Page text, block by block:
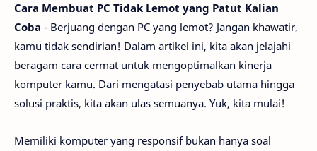
Cara Membuat PC Tidak Lemot yang Patut Kalian
Coba - Berjuang dengan PC yang lemot? Jangan khawatir,
kamu tidak sendirian! Dalam artikel ini, kita akan jelajahi
beragam cara cermat untuk mengoptimalkan kinerja
komputer kamu. Dari mengatasi penyebab utama hingga
solusi praktis, kita akan ulas semuanya. Yuk, kita mulai!
Memiliki komputer yang responsif bukan hanya soal